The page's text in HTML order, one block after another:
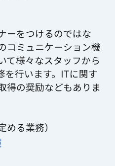
ーをつけるのではな
コミュニケーション機
て様々なスタッフから
を行います。ITに関す
得の奨励などもありま
める業務）